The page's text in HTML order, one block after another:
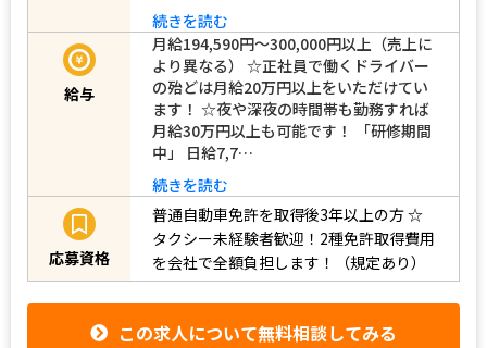
続きを読む
給与
月給194,590円～300,000円以上（売上に
より異なる） ☆正社員で働くドライバー
の殆どは月給20万円以上をいただけてい
ます！ ☆夜や深夜の時間帯も勤務すれば
月給30万円以上も可能です！ 「研修期間
中」 日給7,7…
続きを読む
応募資格
普通自動車免許を取得後3年以上の方☆
タクシー未経験者歓迎！2種免許取得費用
を会社で全額負担します！（規定あり）
この求人について無料相談してみる